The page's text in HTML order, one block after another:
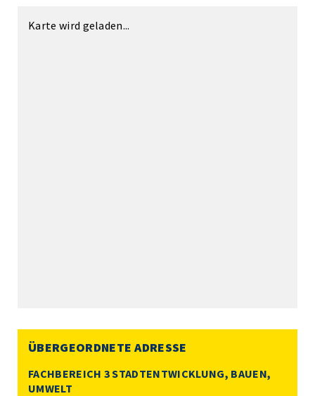
Karte wird geladen...
ÜBERGEORDNETE ADRESSE
FACHBEREICH 3 STADTENTWICKLUNG, BAUEN,
UMWELT